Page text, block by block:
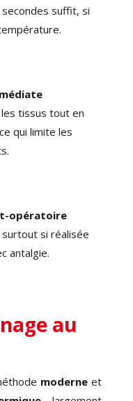
suffit, si
tissus tout en
qui limite les
opératoire
surtout si réalisée
antalgie.
au
moderneet